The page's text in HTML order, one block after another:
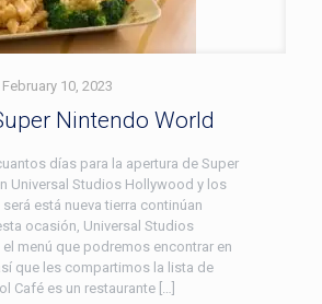
February 10, 2023
Nintendo World
días para la apertura de Super
Universal Studios Hollywood y los
está nueva tierra continúan
ocasión, Universal Studios
menú que podremos encontrar en
que les compartimos la lista de
Café es un restaurante […]